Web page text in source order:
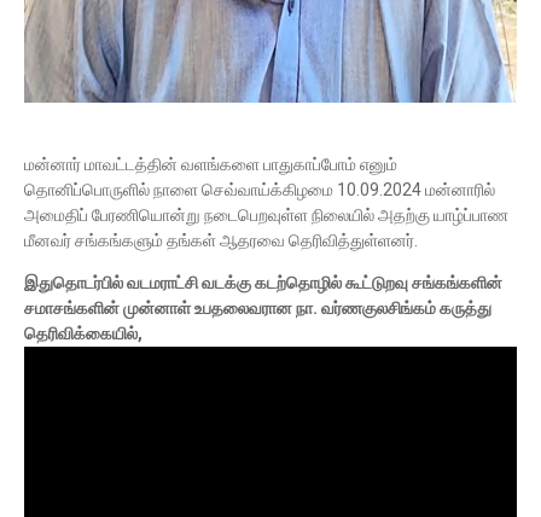
மன்னார் மாவட்டத்தின் வளங்களை பாதுகாப்போம் எனும்
தொனிப்பொருளில் நாளை செவ்வாய்க்கிழமை 10.09.2024 மன்னாரில்
அமைதிப் பேரணியொன்று நடைபெறவுள்ள நிலையில் அதற்கு யாழ்ப்பாண
மீனவர் சங்கங்களும் தங்கள் ஆதரவை தெரிவித்துள்ளனர்.
இதுதொடர்பில் வடமராட்சி வடக்கு கடற்தொழில் கூட்டுறவு சங்கங்களின்
சமாசங்களின் முன்னாள் உபதலைவரான நா. வர்ணகுலசிங்கம் கருத்து
தெரிவிக்கையில்,